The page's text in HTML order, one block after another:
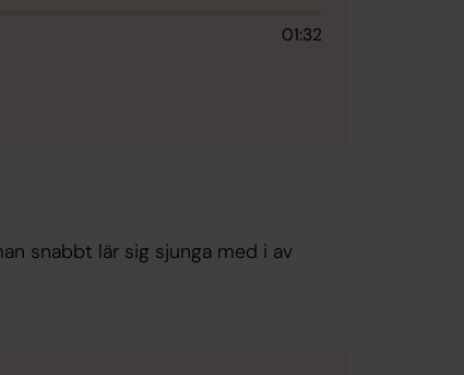
01:32
snabbt lär sig sjunga med i av